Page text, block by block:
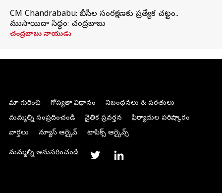
CM Chandrababu: బీసీల సంరక్షణకు ప్రత్యేక చట్టం..
ముసాయిదా సిద్ధం: చంద్రబాబు
చంద్రబాబు నాయుడు
మా గురించి గోప్యతా విధానం
నిబంధనలు & షరతులు
మమ్మల్ని సంప్రదించండి
నైతిక ప్రవర్తన
ఫిర్యాదుల పరిష్కారం
వార్తలు
న్యూస్ ఆర్కైవ్ టాపిక్స్ ఆర్కైవ్స్
మమ్మల్ని అనుసరించండి